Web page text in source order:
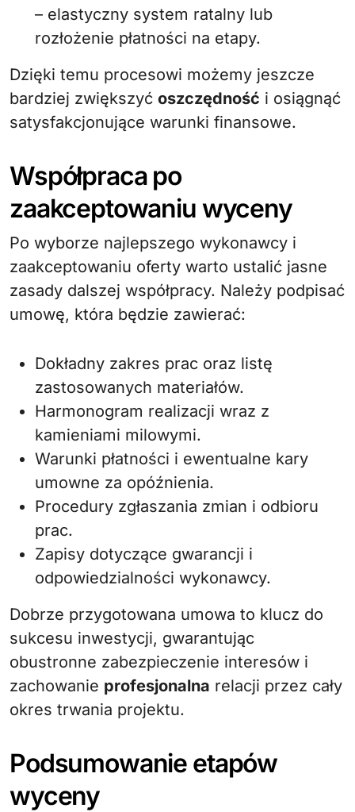
– elastyczny system ratalny lub
rozłożenie płatności na etapy.
Dzięki temu procesowi możemy jeszcze
bardziej zwiększyć oszczędność i osiągnąć
satysfakcjonujące warunki finansowe.
Współpraca po
zaakceptowaniu wyceny
Po wyborze najlepszego wykonawcy i
zaakceptowaniu oferty warto ustalić jasne
zasady dalszej współpracy. Należy podpisać
umowę, która będzie zawierać:
Dokładny zakres prac oraz listę
zastosowanych materiałów.
Harmonogram realizacji wraz z
kamieniami milowymi.
Warunki płatności i ewentualne kary
umowne za opóźnienia.
Procedury zgłaszania zmian i odbioru
prac.
Zapisy dotyczące gwarancji i
odpowiedzialności wykonawcy.
Dobrze przygotowana umowa to klucz do
sukcesu inwestycji, gwarantując
obustronne zabezpieczenie interesów i
zachowanie profesjonalna relacji przez cały
okres trwania projektu.
Podsumowanie etapów
wyceny